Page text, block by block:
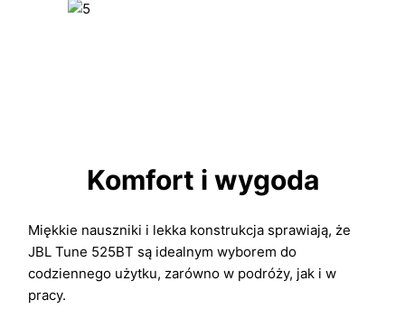
Komfort i wygoda
Miękkie nauszniki i lekka konstrukcja sprawiają, że
JBL Tune 525BT są idealnym wyborem do
codziennego użytku, zarówno w podróży, jak i w
pracy.